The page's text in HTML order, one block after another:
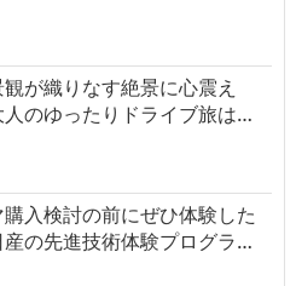
観が織りなす絶景に心震え
人のゆったりドライブ旅は…
購入検討の前にぜひ体験した
産の先進技術体験プログラ…